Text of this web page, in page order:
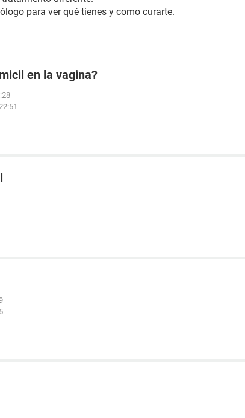
para ver qué tienes y como curarte.
en la vagina?